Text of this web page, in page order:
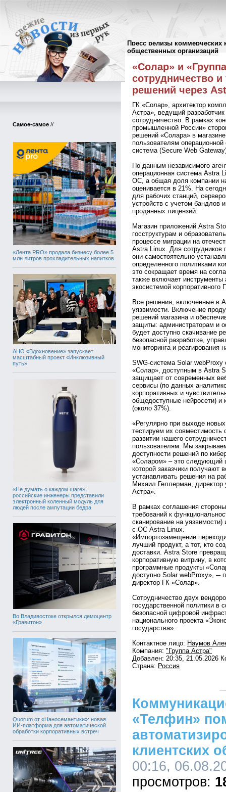
Пресс релизы коммерческих
общественных организаций
Самое-самое //
«Лента PRO» продала бизнесу более 5
млн литров прохладительных напитков
АНО «Вдохновение» запускает
масштабный проект «Инклюзивный
путь»
«Не думать о каждом шаге»:
российские инженеры представили
электронный коленный модуль для
людей после ампутации бедра
Во Владивостоке открылся демоцентр
«Гравитон»
Quorum от «Наносемантики»: новая
ИИ-платформа для автоматической
обработки корпоративных встреч
Пресс-релизы//
«Солар» и
сотрудничество
решений через
ГК «Солар», архитектор
Астра», ведущий
сотрудничество. В рамках
промышленной России»
решений «Солара» в
пользователям
система (Secure Web
По данным независимого
операционная система Astra
ОС, а общая доля компании
оценивается в 21%. На
для рабочих станций,
устройств с учетом бандлов
проданных лицензий.
Магазин приложений Astra
госструктурам и
процессе миграции на
Astra Linux. Для сотрудников
они самостоятельно
определенного политиками
это сокращает время на
также включает
экосистемой корпоративного
Все решения, включенные в
уязвимости. Включение
решений магазина и
защиты: администраторам и
будет доступно скачивание
безопасной разработке,
мониторинга и реагирования
SWG-система Solar
«Солар», доступным в Astra
защищает от современных
сервисы (по данных
корпоративных и
общедоступные нейросети) и
(около 37%).
«Регулярно при выходе
тестируем их
развитии нашего
пользователям. Мы
доступности решений по
«Соларом» – это следующий
которой заказчики получают
устанавливать решения на
Михаил Геллерман, директор
Астра».
В рамках соглашения
требований к
сканирование на
с ОС Astra Linux.
«Импортозамещение
лучший продукт, а тот, кто
доставки. Astra Store
корпоративную витрину, в
программные продукты
доступно Solar webProxy», ─
директор ГК «Солар».
Сотрудничество двух
государственной политики в
безопасной цифровой
национального проекта
государства».
Контактное лицо: Наумов
Компания: "Группа Астра"
Добавлен: 20:35, 21.05.2026
Страна: Россия
«Телфин»
клиентских
00:16,